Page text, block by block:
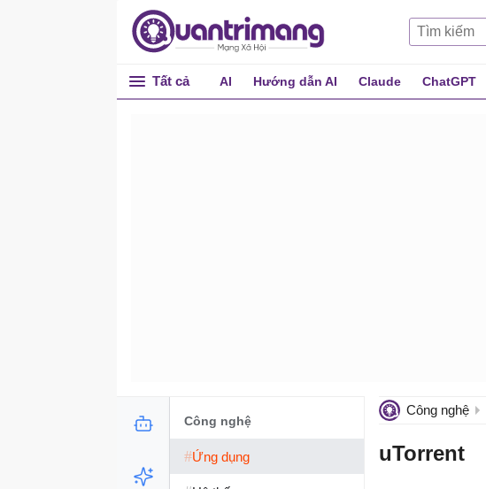
Tất cả AI Hướng dẫn AI Claude ChatGPT
Công nghệ
uTorrent
Công nghệ
#Ứng dụng